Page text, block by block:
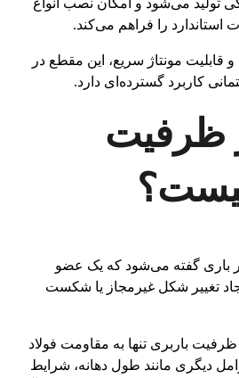
تولید می‌شود و امکان نصب انواع
استاندارد را فراهم می‌کند.
قابلیت مونتاژ سریع، این مقطع در
کاربرد گسترده‌ای دارد.
ظرفیت
باری گفته می‌شود که یک عضو
تغییر شکل غیرمجاز یا شکست
مورد پروفیل ۴۱×۴۱، ظرفیت باربری تنها به مقاومت فولاد
دیگری مانند طول دهانه، شرایط